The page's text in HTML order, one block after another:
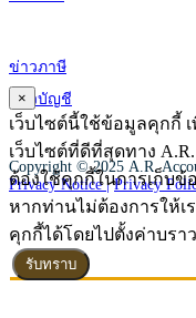
ข่าวภาษี
ข่าวบัญชี
Copyright © 2025 A.R.
Privacy Notice | Privacy
×
เว็บไซต์นี้ใช้ข้อมูลคุกกี้
เว็บไซต์ที่ดีที่สุดทาง A.R.
ต้องใช้คุกกี้ในการเก็บ
หากท่านไม่ต้องการให้เ
คุกกี้ได้โดยไปตั้งค่าบรา
รับทราบ